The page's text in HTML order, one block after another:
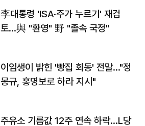
李대통령 'ISA·주가 누르기' 재검
토…與 "환영" 野 "졸속 국정"
이임생이 밝힌 '빵집 회동' 전말…"정
몽규, 홍명보로 하라 지시"
주유소 기름값 12주 연속 하락…L당